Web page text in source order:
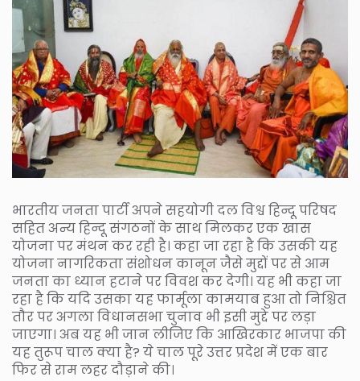
भारतीय जनता पार्टी अपने सहयोगी दल विश्व हिन्दू परिषद
सहित अन्य हिन्दू संगठनों के साथ मिलकर एक खास
योजना पर मंथन कर रही है। कहा जा रहा है कि उसकी यह
योजना नागरिकता संशोधन कानून जैसे मुद्दों पर से आम
जनता का ध्यान हटाने पर विवश कर देगी। यह भी कहा जा
रहा है कि यदि उसका यह फार्मूला कामयाब हुआ तो निश्चित
तौर पर अगला विधानसभा चुनाव भी इसी मुद्दे पर लड़ा
जाएगा। अब यह भी जान लीजिए कि आखिरकार भाजपा की
यह तुरूप चाल क्या है? ये चाल पूरे उत्तर प्रदेश में एक बार
फिर से राम लहर दौड़ाने की।